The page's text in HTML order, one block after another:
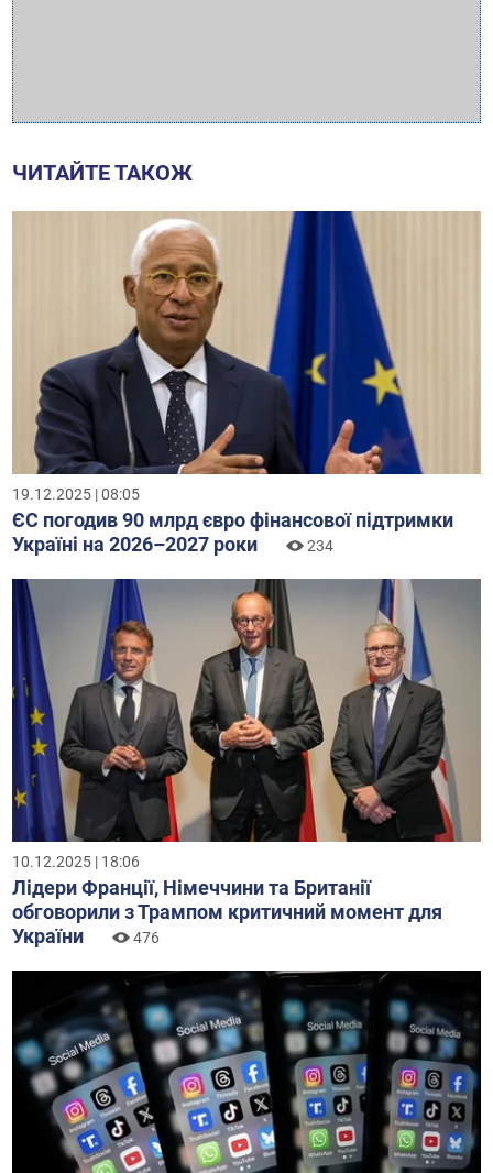
ЧИТАЙТЕ ТАКОЖ
19.12.2025 | 08:05
ЄС погодив 90 млрд євро фінансової підтримки
Україні на 2026–2027 роки
234
10.12.2025 | 18:06
Лідери Франції, Німеччини та Британії
обговорили з Трампом критичний момент для
України
476